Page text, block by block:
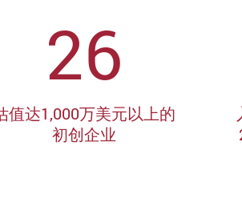
26
值达1,000万美元以上的
初创企业